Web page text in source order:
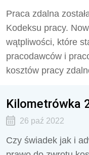
Praca zdalna
Kodeksu pracy.
wątpliwości, które
pracodawców i
kosztów pracy
Kilometrówka
26 paź 2022
Czy świadek jak i